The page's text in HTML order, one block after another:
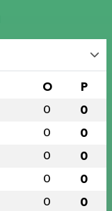
O P
0 0
0 0
0 0
0 0
0 0